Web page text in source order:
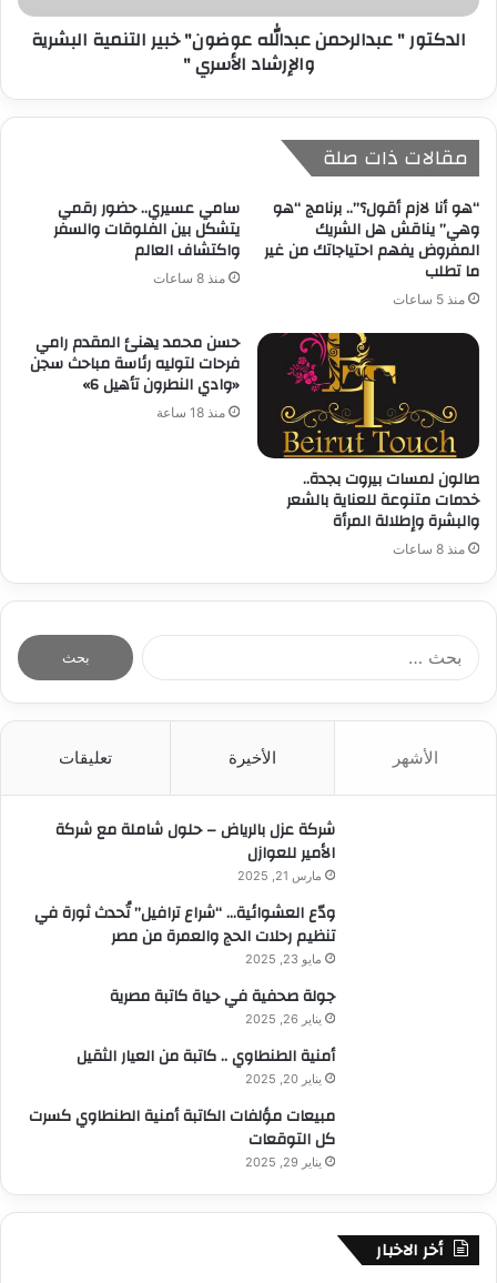
الدكتور " عبدالرحمن عبدالله عوضون" خبير التنمية البشرية
والإرشاد الأسري "
مقالات ذات صلة
“هو أنا لازم أقول؟”.. برنامج “هو
وهي” يناقش هل الشريك
المفروض يفهم احتياجاتك من غير
ما تطلب
منذ 5 ساعات
سامي عسيري.. حضور رقمي
يتشكل بين الفلوقات والسفر
واكتشاف العالم
منذ 8 ساعات
صالون لمسات بيروت بجدة..
خدمات متنوعة للعناية بالشعر
والبشرة وإطلالة المرأة
منذ 8 ساعات
حسن محمد يهنئ المقدم رامي
فرحات لتوليه رئاسة مباحث سجن
«وادي النطرون تأهيل 6»
منذ 18 ساعة
الأشهر الأخيرة تعليقات
شركة عزل بالرياض – حلول شاملة مع شركة
الأمير للعوازل
مارس 21, 2025
ودّع العشوائية… “شراع ترافيل” تُحدث ثورة في
تنظيم رحلات الحج والعمرة من مصر
مايو 23, 2025
جولة صحفية في حياة كاتبة مصرية
يناير 26, 2025
أمنية الطنطاوي .. كاتبة من العيار الثقيل
يناير 20, 2025
مبيعات مؤلفات الكاتبة أمنية الطنطاوي كسرت
كل التوقعات
يناير 29, 2025
أخر الاخبار